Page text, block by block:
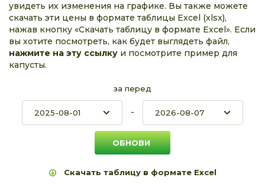
увидеть их изменения на графике. Вы также можете
скачать эти цены в формате таблицы Excel (xlsx),
нажав кнопку «Скачать таблицу в формате Excel». Если
вы хотите посмотреть, как будет выглядеть файл,
нажмите на эту ссылку и посмотрите пример для
капусты.
за перед
-
Скачать таблицу в формате Excel